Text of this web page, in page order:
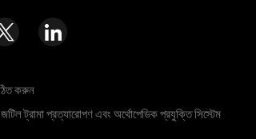
করুন
ট্রামা প্রত্যারোপণ এবং অর্থোপেডিক প্রযুক্তি সিস্টেম